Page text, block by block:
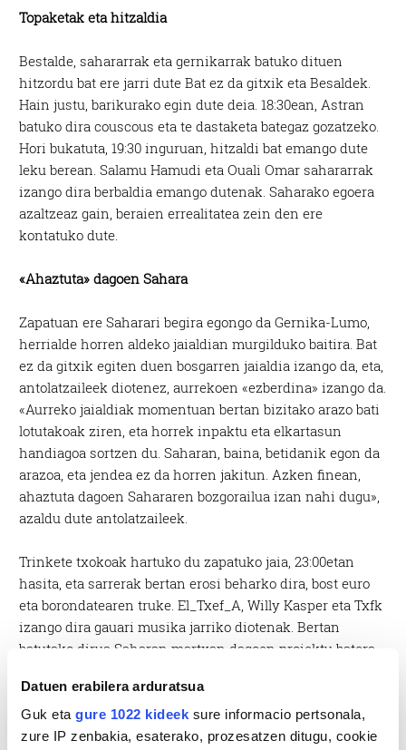
Datuen erabilera arduratsua
Guk eta gure 1022 kideek sure informacio pertsonala,
zure IP zenbakia, esaterako, prozesatzen ditugu, cookie
Topaketak eta hitzaldia
Bestalde, sahararrak eta gernikarrak batuko dituen
hitzordu bat ere jarri dute Bat ez da gitxik eta Besaldek.
Hain justu, barikurako egin dute deia. 18:30ean, Astran
batuko dira couscous eta te dastaketa bategaz gozatzeko.
Hori bukatuta, 19:30 inguruan, hitzaldi bat emango dute
leku berean. Salamu Hamudi eta Ouali Omar sahararrak
izango dira berbaldia emango dutenak. Saharako egoera
azaltzeaz gain, beraien errealitatea zein den ere
kontatuko dute.
«Ahaztuta» dagoen Sahara
Zapatuan ere Saharari begira egongo da Gernika-Lumo,
herrialde horren aldeko jaialdian murgilduko baitira. Bat
ez da gitxik egiten duen bosgarren jaialdia izango da, eta,
antolatzaileek diotenez, aurrekoen «ezberdina» izango da.
«Aurreko jaialdiak momentuan bertan bizitako arazo bati
lotutakoak ziren, eta horrek inpaktu eta elkartasun
handiagoa sortzen du. Saharan, baina, betidanik egon da
arazoa, eta jendea ez da horren jakitun. Azken finean,
ahaztuta dagoen Sahararen bozgorailua izan nahi dugu»,
azaldu dute antolatzaileek.
Trinkete txokoak hartuko du zapatuko jaia, 23:00etan
hasita, eta sarrerak bertan erosi beharko dira, bost euro
eta borondatearen truke. El_Txef_A, Willy Kasper eta Txfk
izango dira gauari musika jarriko diotenak. Bertan
batutako dirua Saharan martxan dagoen proiektu batera